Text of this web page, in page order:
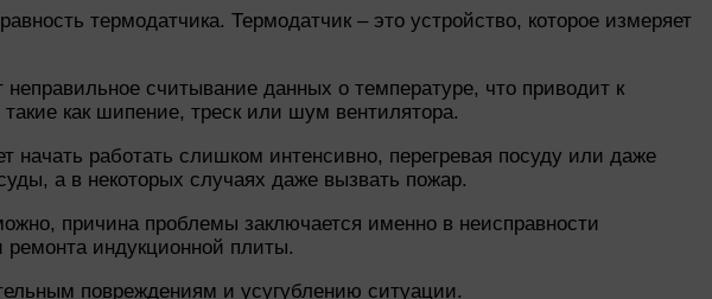
термодатчика. Термодатчик – это устройство, которое измеряет
считывание данных о температуре, что приводит к
как шипение, треск или шум вентилятора.
начать работать слишком интенсивно, перегревая посуду или даже
а в некоторых случаях даже вызвать пожар.
причина проблемы заключается именно в неисправности
ремонта индукционной плиты.
повреждениям и усугублению ситуации.